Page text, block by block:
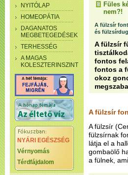
NYITÓLAP
HOMEOPÁTIA
DAGANATOS
MEGBETEGEDÉSEK
TERHESSÉG
A MAGAS
KOLESZTERINSZINT
NYÁRI EGÉSZSÉG
Vérnyomás
Térdfájdalom
Füles
nem?!
A fülzsír
és
A fülzsír
fontos
fontos a
okoz
A fülzsír
A fülzsír
fülzsírnak
látja el a
gombaölő
a fülnek,